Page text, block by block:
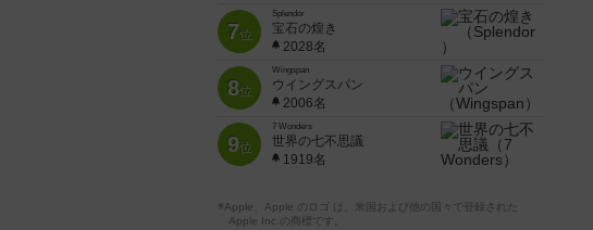
7位
Splendor
宝石の煌き
2028名
8位
Wingspan
ウイングスパン
2006名
9位
7 Wonders
世界の七不思議
1919名
※Apple、Apple のロゴ は、米国および他の国々で登録された
Apple Inc.の商標です。